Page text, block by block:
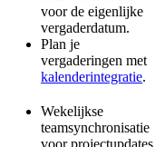
voor de eigenlijke
vergaderdatum.
Plan je
vergaderingen met
kalenderintegratie.
Wekelijkse
teamsynchronisatie